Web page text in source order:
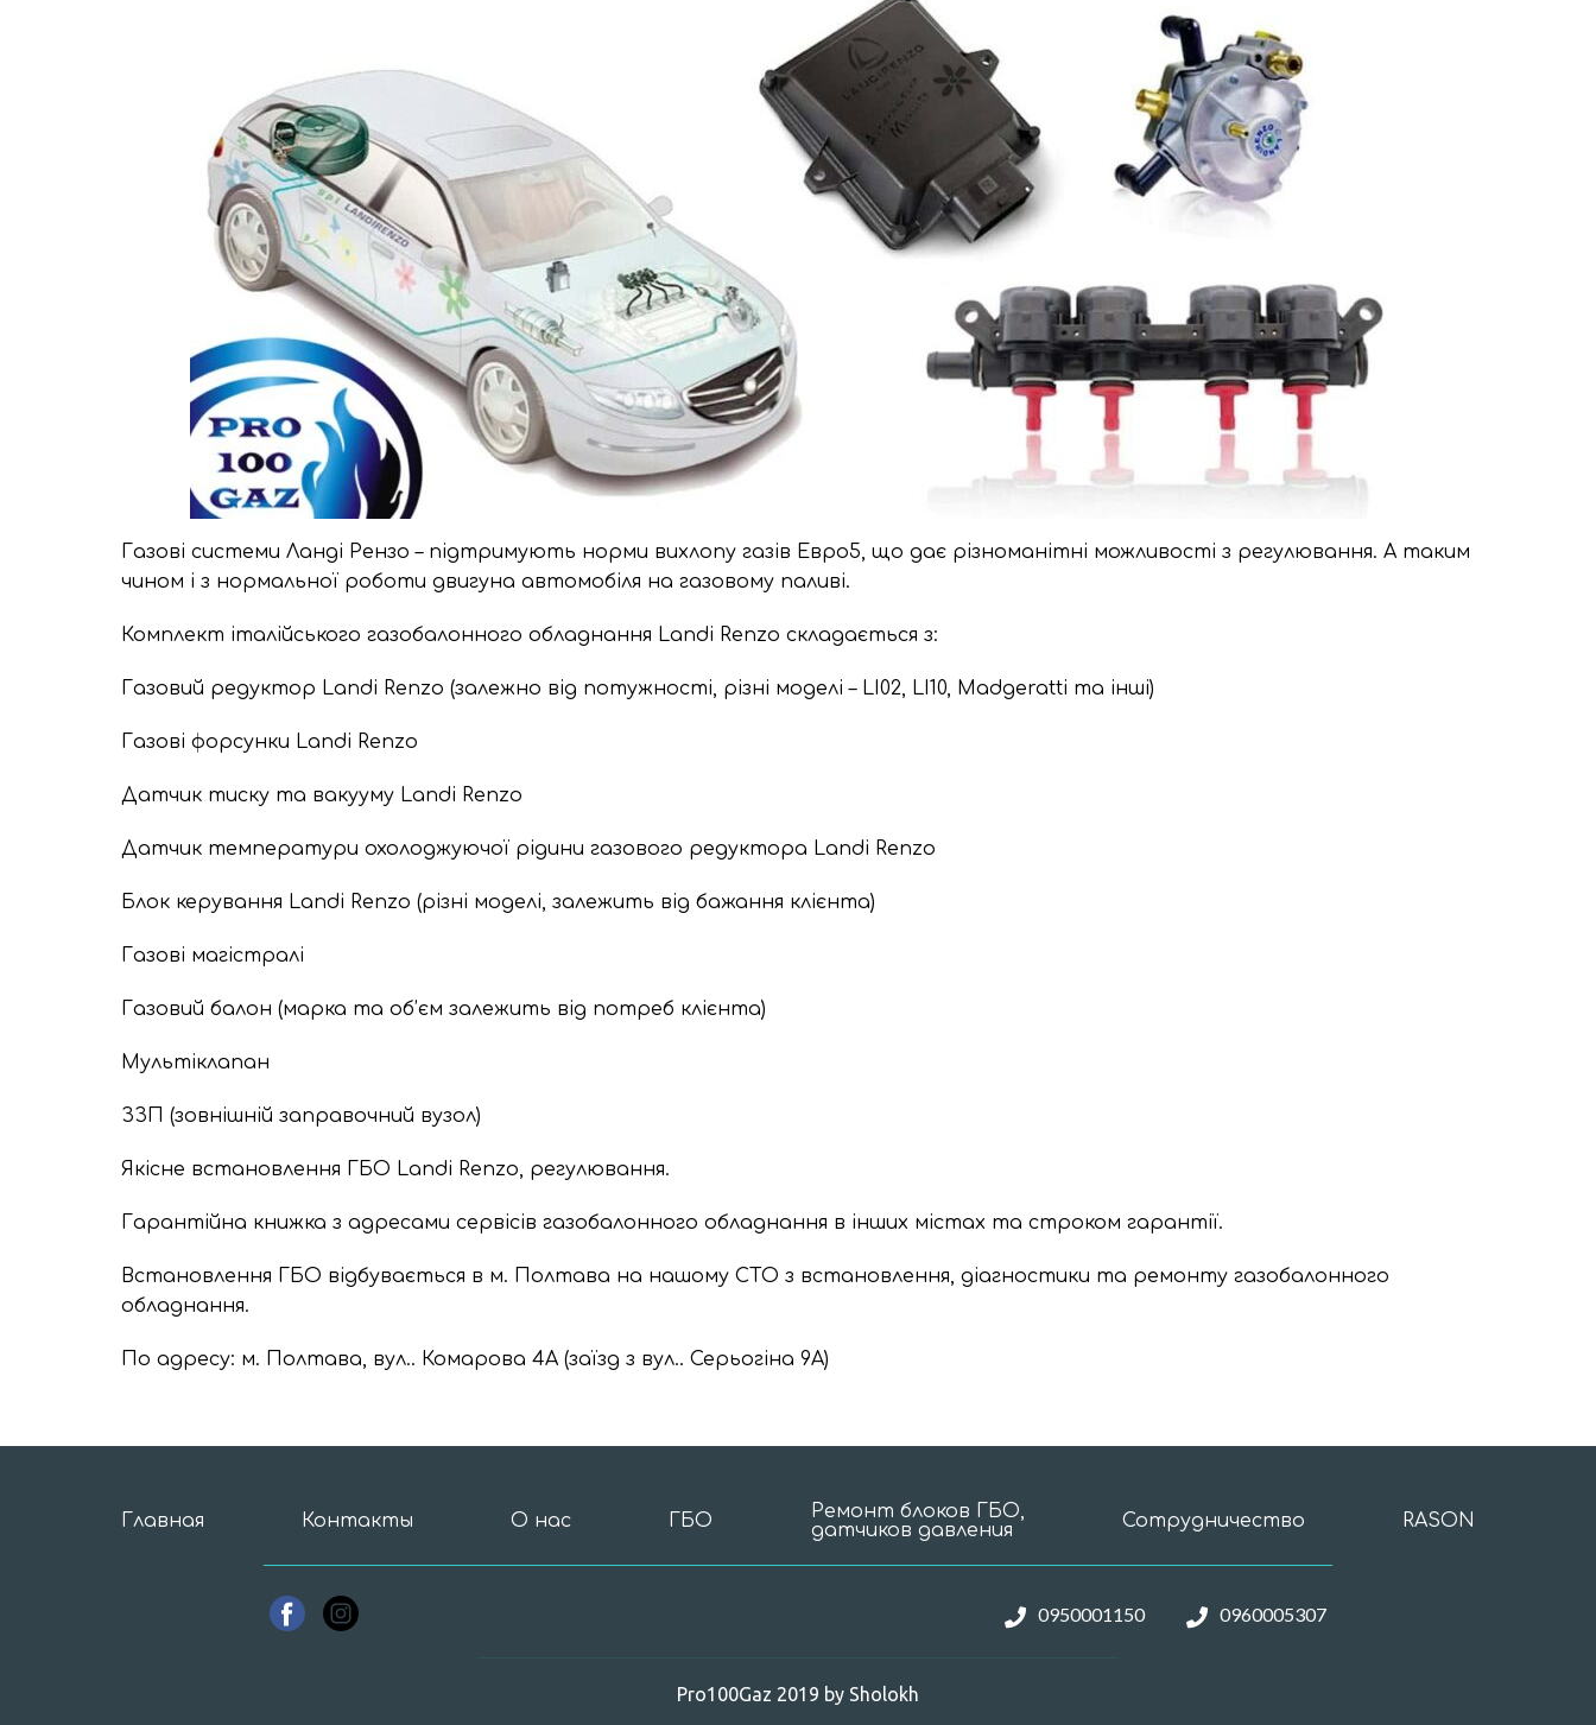
Газові системи Ланді Рензо – підтримують норми вихлопу газів Евро5, що дає різноманітні можливості з регулювання. А таким
чином і з нормальної роботи двигуна автомобіля на газовому паливі.
Комплект італійського газобалонного обладнання Landi Renzo складається з:
Газовий редуктор Landi Renzo (залежно від потужності, різні моделі – LI02, LI10, Madgeratti та інші)
Газові форсунки Landi Renzo
Датчик тиску та вакууму Landi Renzo
Датчик температури охолоджуючої рідини газового редуктора Landi Renzo
Блок керування Landi Renzo (різні моделі, залежить від бажання клієнта)
Газові магістралі
Газовий балон (марка та об’єм залежить від потреб клієнта)
Мультіклапан
ЗЗП (зовнішній заправочний вузол)
Якісне встановлення ГБО Landi Renzo, регулювання.
Гарантійна книжка з адресами сервісів газобалонного обладнання в інших містах та строком гарантії.
Встановлення ГБО відбувається в м. Полтава на нашому СТО з встановлення, діагностики та ремонту газобалонного
обладнання.
По адресу: м. Полтава, вул.. Комарова 4А (заїзд з вул.. Серьогіна 9А)
Главная Контакты О нас ГБО
Ремонт блоков ГБО,
датчиков давления
Сотрудничество RASON
0950001150 0960005307
Pro100Gaz 2019 by Sholokh